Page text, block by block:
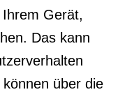
Gerät,
Das kann
über die